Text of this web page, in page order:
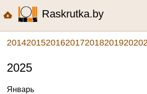
Raskrutka.by
2014201520162017201820192020
2025
Январь